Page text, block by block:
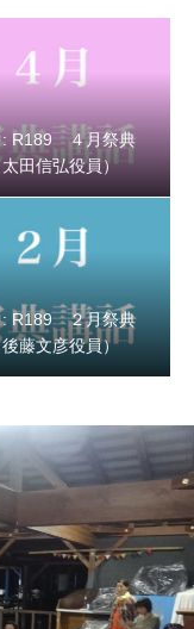
役員）
: R189 ４月祭典
田信弘役員）
: R189 ２月祭典
藤文彦役員）